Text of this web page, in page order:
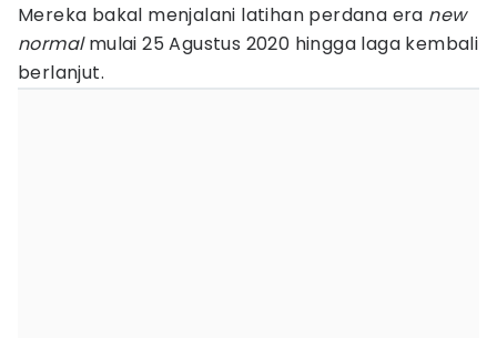
Mereka bakal menjalani latihan perdana era new
normalmulai 25 Agustus 2020 hingga laga kembali
berlanjut.